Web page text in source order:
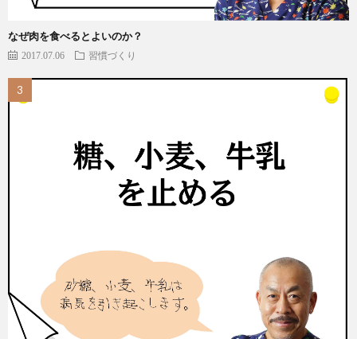
なぜ肉を食べるとよいのか？
2017.07.06 習慣づくり